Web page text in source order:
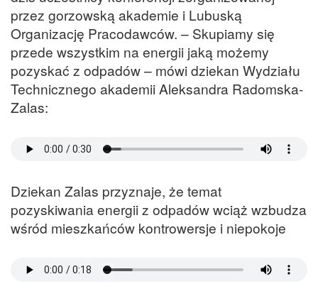
przez gorzowską akademie i Lubuską
Organizację Pracodawców. – Skupiamy się
przede wszystkim na energii jaką możemy
pozyskać z odpadów – mówi dziekan Wydziału
Technicznego akademii Aleksandra Radomska-
Zalas:
Dziekan Zalas przyznaje, że temat
pozyskiwania energii z odpadów wciąż wzbudza
wśród mieszkańców kontrowersje i niepokoje